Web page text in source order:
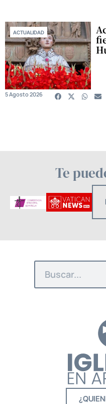
ACTUALIDAD
5 Agosto 2026
Te